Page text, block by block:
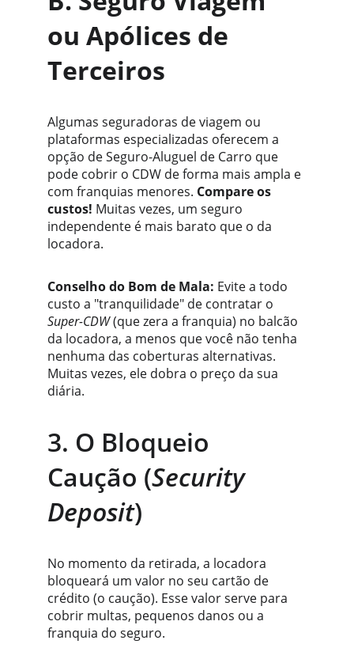
ou Apólices de
Terceiros
Algumas seguradoras de viagem ou
plataformas especializadas oferecem a
opção de Seguro-Aluguel de Carro que
pode cobrir o CDW de forma mais ampla e
com franquias menores. Compare os
custos! Muitas vezes, um seguro
independente é mais barato que o da
locadora.
Conselho do Bom de Mala: Evite a todo
custo a "tranquilidade" de contratar o
Super-CDW (que zera a franquia) no balcão
da locadora, a menos que você não tenha
nenhuma das coberturas alternativas.
Muitas vezes, ele dobra o preço da sua
diária.
3. O Bloqueio
Caução (Security
Deposit)
No momento da retirada, a locadora
bloqueará um valor no seu cartão de
crédito (o caução). Esse valor serve para
cobrir multas, pequenos danos ou a
franquia do seguro.